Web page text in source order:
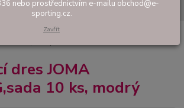
Hledat
Tréninkové oblečení
10 ks, modrý
dres JOMA
10 ks, modrý
nebo prostřednictvím e-mailu obchod@e-
sporting.cz.
Zavřít